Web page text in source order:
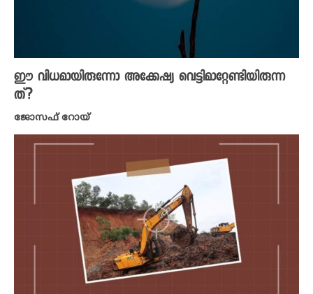
ഈ വിധമായിരുന്നോ അക്കേഷ്യ വെട്ടിമാറ്റേണ്ടിയിരുന്ന
ത്?
ജോസഫ് റോയ്